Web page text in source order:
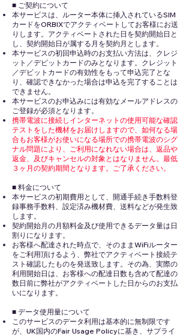
■ ご契約について
本サービスは、ルーター本体に挿入されているSIM
カードをORBIXでアクティベートしてお客様にお送
りします。アクティベートされた日を契約開始日と
し、契約開始日が属する月を契約月とします。
本サービスの初回申込時のお支払い方法は、クレジ
ット／デビットカードのみとなります。クレジット
／デビットカードの有効性をもって申込完了とな
り、確認できなかった場合は申込を完了することは
できません。
本サービスのお申込みには有効なメールアドレスの
ご登録が必須となります。
携帯電波に接続しインターネットの使用可能な確認
テストをした機材をお届けしますので、如何なる場
合もお客様がお使いになる場所での携帯電波のシグ
ナル問題により、ご利用になれない場合は、返品や
返金、及びキャンセルの対象とはなりません。最低
３ヶ月の契約期間となります。ご了承ください。
■ 料金について
本サービスの初期費用として、開通手続き手数料登
録事務手数料、設定済み機材費、送料などが発生致
します。
契約開始月の月額料金及び使用できるデータ量は日
割りになります。
お客様へ配達された時点で、そのままWiFiルーター
をご利用頂けるよう、弊社でアクティベート接続テ
スト確認したものを発送致します。その為、実際の
利用開始日は、お客様への配達日数も含めて配達の
数日前に弊社がアクティベートした日からのお支払
いになります。
■ データ使用量について
このサービスのデータ利用は基本的に無制限です
が、UK国内のFair Usage Policyに基き、サプライ